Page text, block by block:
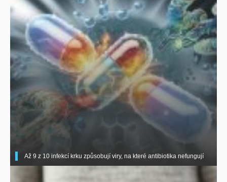
Až 9 z 10 infekcí krku způsobují viry, na které antibiotika nefungují